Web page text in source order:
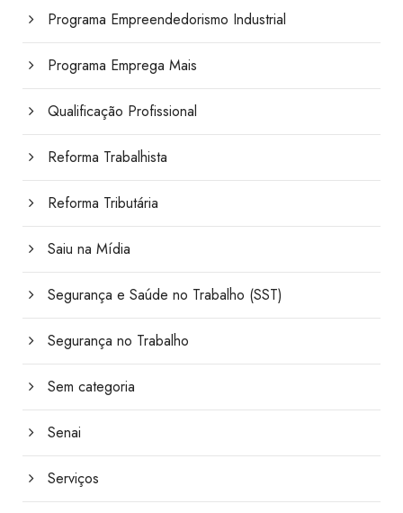
Programa Empreendedorismo Industrial
Programa Emprega Mais
Qualificação Profissional
Reforma Trabalhista
Reforma Tributária
Saiu na Mídia
Segurança e Saúde no Trabalho (SST)
Segurança no Trabalho
Sem categoria
Senai
Serviços